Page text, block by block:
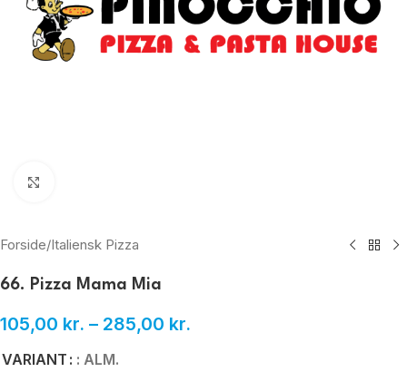
Forside/Italiensk Pizza
66. Pizza Mama Mia
105,00 kr. – 285,00 kr.
VARIANT : ALM.